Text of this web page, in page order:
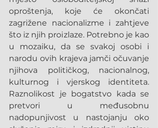
oproštenja, koje će okončati
zagrižene nacionalizme i zahtjeve
što iz njih proizlaze. Potrebno je kao
u mozaiku, da se svakoj osobi i
narodu ovih krajeva jamči očuvanje
njihova političkog, nacionalnog,
kulturnog i vjerskog identiteta.
Raznolikost je bogatstvo kada se
pretvori u međusobnu
nadopunjivost u nastojanju oko